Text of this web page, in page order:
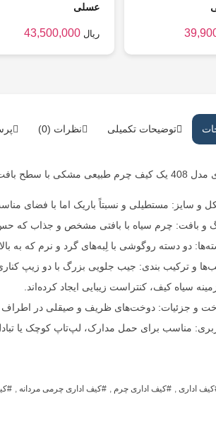
عسلی
43,500,000 ریال
توضیحات تکمیلی نظرات (0)
است. ویژگی‌ها به طور خلاصه:
و سایز: مستطیلی و نسبتاً باریک اما با فضای
و بافت: چرم سیاه با بافتی مشخص و جذاب که حس
دو دسته روگوشی با لِبه‌های گرد و نرم که به
و ترکیب بندی: جیب جلویی بزرگ با دو زیپ
سیاه کیف، کنتراست زیبایی ایجاد کرده‌اند.
و جزئیات: دوخت‌های ظریف و صیقلی در اطراف
مناسب برای حمل مدارک، لپ‌تاپ کوچک یا
کیف اداری , کیف اداری چرم , کیف اداری چرمی مردانه ,